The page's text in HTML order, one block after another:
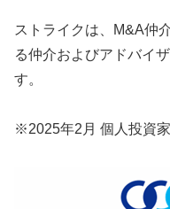
ストライクは、M&A仲
る仲介およびアドバイ
す。
※2025年2月 個人投資